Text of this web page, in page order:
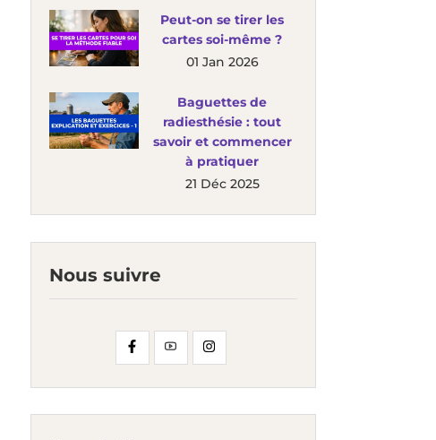
Peut-on se tirer les
cartes soi-même ?
01 Jan 2026
Baguettes de
radiesthésie : tout
savoir et commencer
à pratiquer
21 Déc 2025
Nous suivre